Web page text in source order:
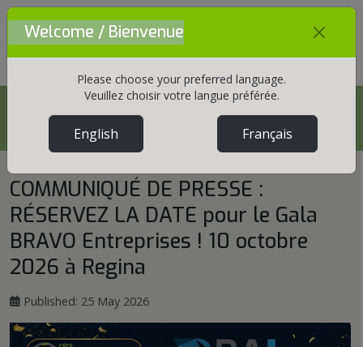
Mobile Menu Toggle
Welcome / Bienvenue
Please choose your preferred language.
Veuillez choisir votre langue préférée.
English Français
COMMUNIQUÉ DE PRESSE :
RÉSERVEZ LA DATE pour le Gala
BRAVO Entreprises ! 10 octobre
2026 à Regina
Published: 25 May 2026